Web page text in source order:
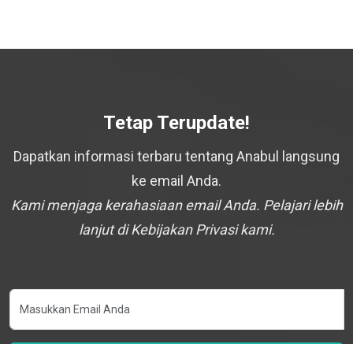
Tetap Terupdate!
Dapatkan informasi terbaru tentang Anabul langsung
ke email Anda.
Kami menjaga kerahasiaan email Anda. Pelajari lebih
lanjut di Kebijakan Privasi kami.